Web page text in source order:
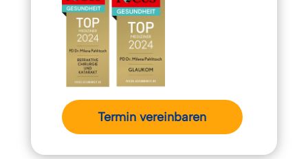
Termin vereinbaren